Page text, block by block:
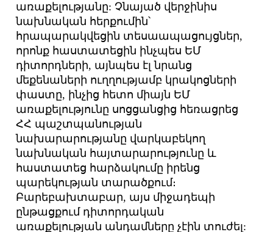
առաքելությանը: Չնայած վերջինիս
նախնական հերքումին՝
հրապարակվեցին տեսաապացույցներ,
որոնք հաստատեցին ինչպես ԵՄ
դիտորդների, այնպես էլ նրանց
մեքենաների ուղղությամբ կրակոցների
փաստը, ինչից հետո միայն ԵՄ
առաքելությունը սոցցանցից հեռացրեց
ՀՀ պաշտպանության
նախարարությանը վարկաբեկող
նախնական հայտարարությունը և
հաստատեց հարձակումը իրենց
պարեկության տարածքում։
Բարեբախտաբար, այս միջադեպի
ընթացքում դիտորդական
առաքելության անդամները չէին տուժել: